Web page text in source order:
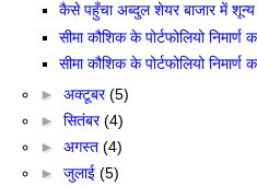
कैसे पहुँचा अब्दुल शेयर बाजार में
सीमा कौशिक के पोर्टफोलियो निमार्ण
सीमा कौशिक के पोर्टफोलियो निमार्ण
► अक्टूबर(5)
► सितंबर(4)
► अगस्त (4)
► जुलाई (5)